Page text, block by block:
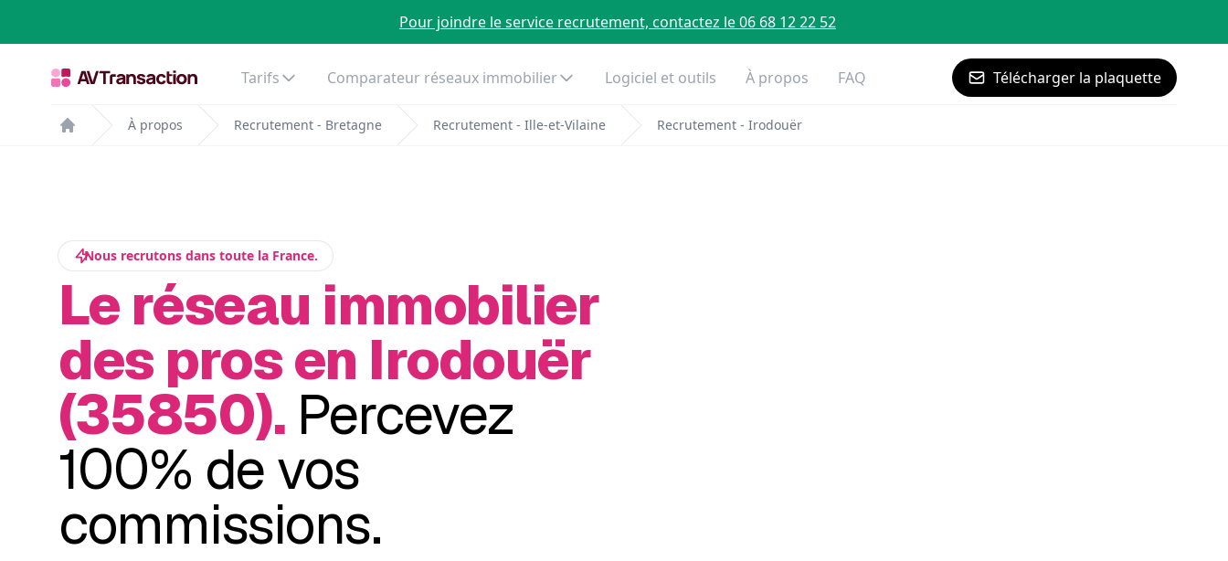
Pour joindre le service recrutement, contactez le 06 68 12 22 52
Tarifs Comparateur réseaux immobilier Logiciel et outils À propos FAQ Télécharger la plaquette
Home
À propos Recrutement - Bretagne Recrutement - Ille-et-Vilaine Recrutement - Irodouër
Nous recrutons dans toute la France.
Le réseau immobilier
des pros en Irodouër
(35850). Percevez
100% de vos
commissions.